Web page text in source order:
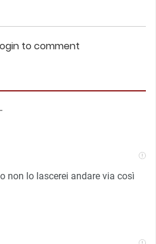
to comment
non lo lascerei andare via così